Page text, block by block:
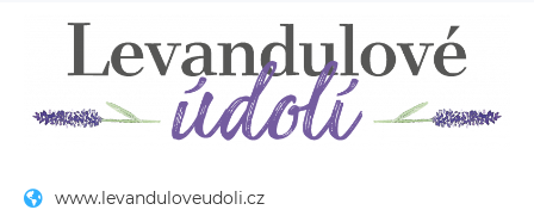
www.levanduloveudoli.cz